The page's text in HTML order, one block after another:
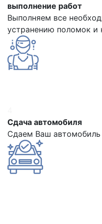
выполнение работ
Выполняем все
устранению поломок и
Сдача автомобиля
Сдаем Ваш автомобиль